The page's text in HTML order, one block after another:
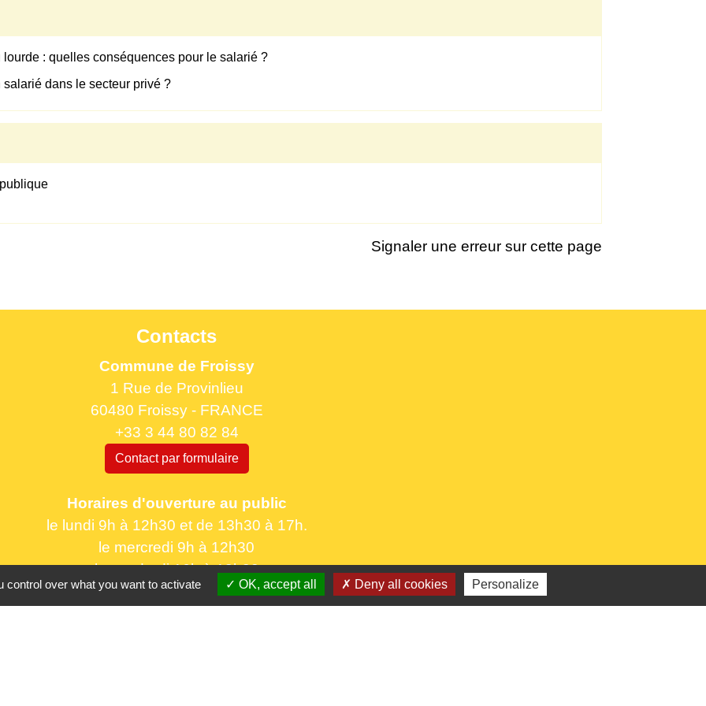
: quelles conséquences pour le salarié ?
dans le secteur privé ?
Signaler une erreur sur cette page
Contacts
Commune de Froissy
1 Rue de Provinlieu
60480 Froissy - FRANCE
+33 3 44 80 82 84
Contact par formulaire
Horaires d'ouverture au public
le lundi 9h à 12h30 et de 13h30 à 17h.
le mercredi 9h à 12h30
le vendredi 16h à 18h30
over what you want to activate OK, accept all Deny all cookies Personalize